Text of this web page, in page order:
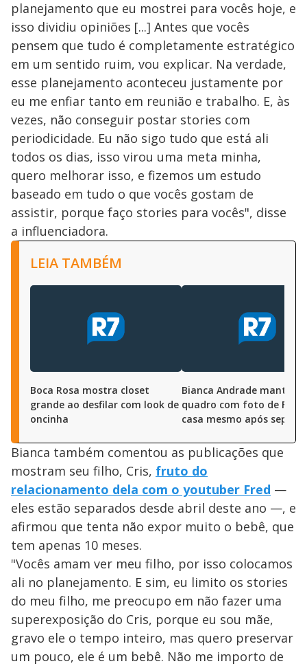
planejamento que eu mostrei para vocês hoje, e
isso dividiu opiniões [...] Antes que vocês
pensem que tudo é completamente estratégico
em um sentido ruim, vou explicar. Na verdade,
esse planejamento aconteceu justamente por
eu me enfiar tanto em reunião e trabalho. E, às
vezes, não conseguir postar stories com
periodicidade. Eu não sigo tudo que está ali
todos os dias, isso virou uma meta minha,
quero melhorar isso, e fizemos um estudo
baseado em tudo o que vocês gostam de
assistir, porque faço stories para vocês", disse
a influenciadora.
LEIA TAMBÉM
Boca Rosa mostra closet
grande ao desfilar com look de
oncinha
Bianca Andrade mantém
quadro com foto de Fred
casa mesmo após
Bianca também comentou as publicações que
mostram seu filho, Cris, fruto do
relacionamento dela com o youtuber Fred —
eles estão separados desde abril deste ano —, e
afirmou que tenta não expor muito o bebê, que
tem apenas 10 meses.
"Vocês amam ver meu filho, por isso colocamos
ali no planejamento. E sim, eu limito os stories
do meu filho, me preocupo em não fazer uma
superexposição do Cris, porque eu sou mãe,
gravo ele o tempo inteiro, mas quero preservar
um pouco, ele é um bebê. Não me importo de